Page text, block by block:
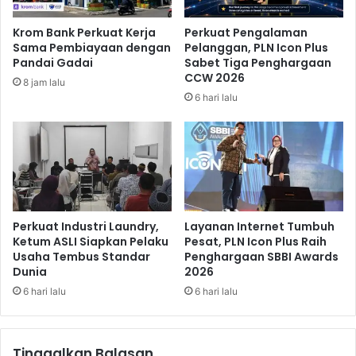
0
0
P
e
n
d
r
a
K
a
t
a
r
a
k
i
e
d
u
n
a
B
P
e
r
t
e
g
a
s
Krom Bank Perkuat Kerja
Sama Pembiayaan dengan
Pandai Gadai
8 jam lalu
Perkuat Pengalaman
Pelanggan, PLN Icon Plus
Sabet Tiga Penghargaan
CCW 2026
6 hari lalu
Perkuat Industri Laundry,
Ketum ASLI Siapkan Pelaku
Usaha Tembus Standar
Dunia
6 hari lalu
Layanan Internet Tumbuh
Pesat, PLN Icon Plus Raih
Penghargaan SBBI Awards
2026
6 hari lalu